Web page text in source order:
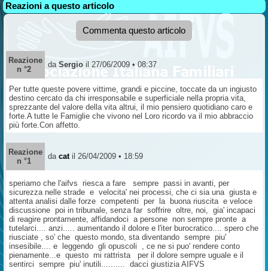
Reazioni a questo articolo
Commenta questo articolo
Reazione
n °2
da Sergioil 27/06/2009 • 08:37
Per tutte queste povere vittime, grandi e piccine, toccate da un ingiusto
destino cercato da chi irresponsabile e superficiale nella propria vita,
sprezzante del valore della vita altrui, il mio pensiero quotidiano caro e
forte.A tutte le Famiglie che vivono nel Loro ricordo va il mio abbraccio
più forte.Con affetto.
Reazione
n °1
da cat il 26/04/2009 • 18:59
speriamo che l'aifvs riesca a fare sempre passi in avanti, per
sicurezza nelle strade e velocita' nei processi, che ci sia una giusta e
attenta analisi dalle forze competenti per la buona riuscita e veloce
discussione poi in tribunale, senza far soffrire oltre, noi, gia' incapaci
di reagire prontamente, affidandoci a persone non sempre pronte a
tutelarci.... anzi..... aumentando il dolore e l'iter burocratico.... spero che
riusciate , so' che questo mondo, sta diventando sempre piu'
insesibile.... e leggendo gli opuscoli , ce ne si puo' rendere conto
pienamente...e questo mi rattrista per il dolore sempre uguale e il
sentirci sempre piu' inutili.......... dacci giustizia AIFVS